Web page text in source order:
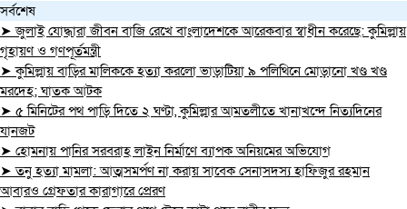
সর্বশেষ
➤ জুলাই যোদ্ধারা জীবন বাজি রেখে বাংলাদেশকে আরেকবার স্বাধীন করেছে: কুমিল্লায়
গৃহায়ণ ও গণপূর্তমন্ত্রী
➤ কুমিল্লায় বাড়ির মালিককে হত্যা করলো ভাড়াটিয়া ৯ পলিথিনে মোড়ানো খণ্ড খণ্ড
মরদেহ; ঘাতক আটক
➤ ৫ মিনিটের পথ পাড়ি দিতে ২ ঘণ্টা, কুমিল্লার আমতলীতে খানাখন্দে নিত্যদিনের
যানজট
➤ হোমনায় পানির সরবরাহ লাইন নির্মাণে ব্যাপক অনিয়মের অভিযোগ
➤ তনু হত্যা মামলা: আত্মসমর্পণ না করায় সাবেক সেনাসদস্য হাফিজুর রহমান
আবারও গ্রেফতার কারাগারে প্রেরণ